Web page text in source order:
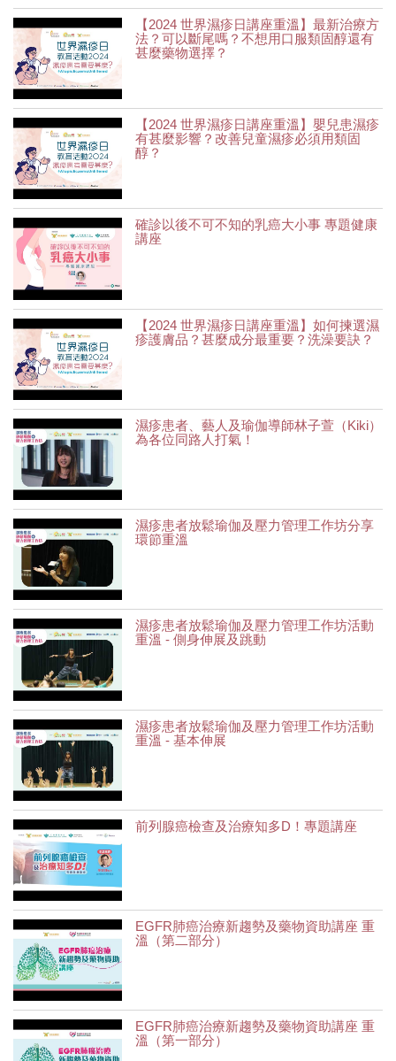
【2024 世界濕疹日講座重溫】最新治療方
法？可以斷尾嗎？不想用口服類固醇還有
甚麼藥物選擇？
【2024 世界濕疹日講座重溫】嬰兒患濕疹
有甚麼影響？改善兒童濕疹必須用類固
醇？
確診以後不可不知的乳癌大小事 專題健康
講座
【2024 世界濕疹日講座重溫】如何揀選濕
疹護膚品？甚麼成分最重要？洗澡要訣？
濕疹患者、藝人及瑜伽導師林子萱（Kiki）
為各位同路人打氣！
濕疹患者放鬆瑜伽及壓力管理工作坊分享
環節重溫
濕疹患者放鬆瑜伽及壓力管理工作坊活動
重溫 - 側身伸展及跳動
濕疹患者放鬆瑜伽及壓力管理工作坊活動
重溫 - 基本伸展
前列腺癌檢查及治療知多D！專題講座
EGFR肺癌治療新趨勢及藥物資助講座 重
溫（第二部分）
EGFR肺癌治療新趨勢及藥物資助講座 重
溫（第一部分）